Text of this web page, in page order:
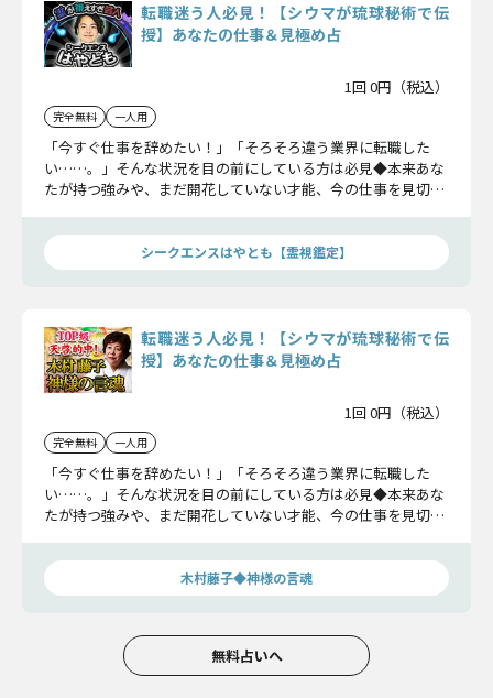
転職迷う人必見！【シウマが琉球秘術で伝
授】あなたの仕事＆見極め占
1回 0円（税込）
完全無料 一人用
「今すぐ仕事を辞めたい！」「そろそろ違う業界に転職した
い……。」そんな状況を目の前にしている方は必見◆本来あな
たが持つ強みや、まだ開花していない才能、今の仕事を見切る
ただきます！
シークエンスはやとも【霊視鑑定】
転職迷う人必見！【シウマが琉球秘術で伝
授】あなたの仕事＆見極め占
1回 0円（税込）
完全無料 一人用
「今すぐ仕事を辞めたい！」「そろそろ違う業界に転職した
い……。」そんな状況を目の前にしている方は必見◆本来あな
たが持つ強みや、まだ開花していない才能、今の仕事を見切る
ただきます！
木村藤子◆神様の言魂
無料占いへ